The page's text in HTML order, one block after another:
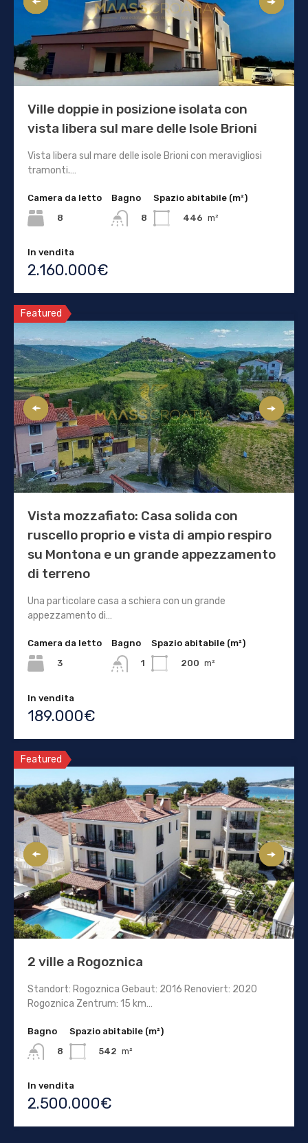
Ville doppie in posizione isolata con
vista libera sul mare delle Isole Brioni
Vista libera sul mare delle isole Brioni con meravigliosi
tramonti.…
Camera da letto
8
Bagno
8
Spazio abitabile (m²)
446 m²
In vendita
2.160.000€
Featured
Vista mozzafiato: Casa solida con
ruscello proprio e vista di ampio respiro
su Montona e un grande appezzamento
di terreno
Una particolare casa a schiera con un grande
appezzamento di…
Camera da letto
3
Bagno
1
Spazio abitabile (m²)
200 m²
In vendita
189.000€
Featured
2 ville a Rogoznica
Standort: Rogoznica Gebaut: 2016 Renoviert: 2020
Rogoznica Zentrum: 15 km…
Bagno
8
Spazio abitabile (m²)
542 m²
In vendita
2.500.000€